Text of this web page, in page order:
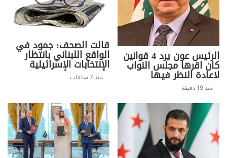
الرئيس عون يرد 4 قوانين
كان اقرها مجلس النواب
لاعادة النظر فيها
منذ 19 دقيقة
قالت الصحف: جمود في
الواقع اللبناني بانتظار
الإنتخابات الإسرائيلية
منذ 7 ساعات